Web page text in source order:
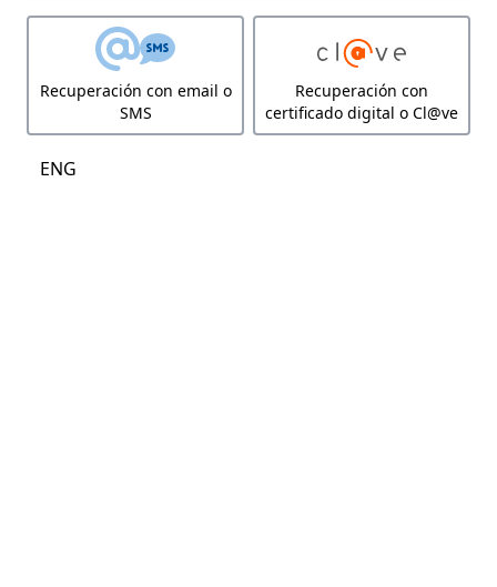
Recuperación con email o
SMS
Recuperación con
certificado digital o Cl@ve
ENG